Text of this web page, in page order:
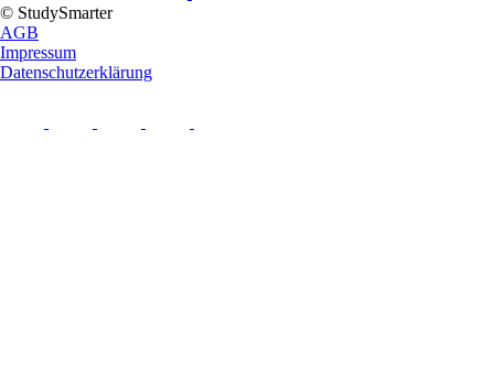
© StudySmarter
AGB
Impressum
Datenschutzerklärung